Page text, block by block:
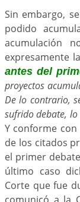
Sin embargo,
podido
acumulación
expresamente
antes del
proyectos
De lo contrario,
sufrido debate,
Y conforme
de los citados
el primer
último caso
Corte que fue